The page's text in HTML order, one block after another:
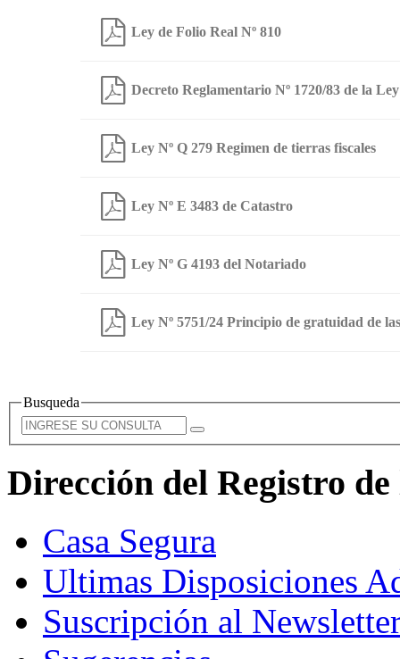
Ley de Folio Real Nº 810
Decreto Reglamentario Nº 1720/83 de la Ley
Ley Nº Q 279 Regimen de tierras fiscales
Ley Nº E 3483 de Catastro
Ley Nº G 4193 del Notariado
Ley Nº 5751/24 Principio de gratuidad de
Busqueda
Dirección del Registro
Casa Segura
Ultimas Disposiciones
Suscripción al